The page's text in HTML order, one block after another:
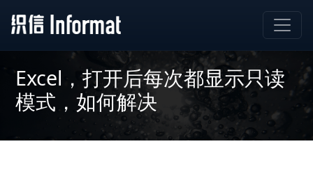
Excel，打开后每次都显示只读
模式，如何解决